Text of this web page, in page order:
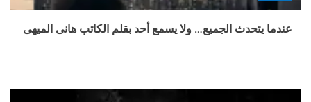
عندما يتحدث الجميع… ولا يسمع أحد بقلم الكاتب هانى الميهى